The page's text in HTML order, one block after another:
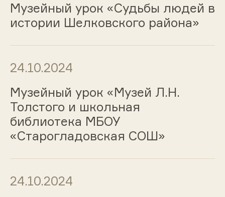
Музейный урок «Судьбы людей в
истории Шелковского района»
24.10.2024
Музейный урок «Музей Л.Н.
Толстого и школьная
библиотека МБОУ
«Старогладовская СОШ»
24.10.2024